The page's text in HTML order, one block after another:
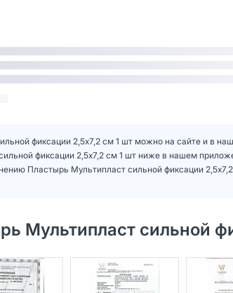
фиксации 2,5х7,2 см 1 шт можно на сайте и в
фиксации 2,5х7,2 см 1 шт ниже в нашем
Пластырь Мультипласт сильной фиксации
Мультипласт сильной